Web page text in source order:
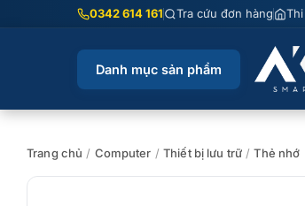
0342 614 161 Tra cứu đơn hàng
Danh mục sản phẩm
Trang chủ / Computer / Thiết bị lưu trữ /Thẻ nhớ